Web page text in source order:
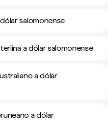
salomonense
a dólar salomonense
a dólar
a dólar